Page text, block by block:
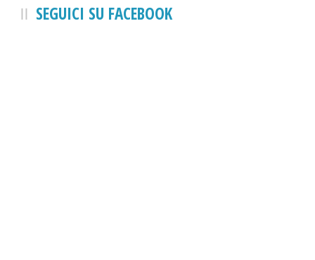
SEGUICI SU FACEBOOK